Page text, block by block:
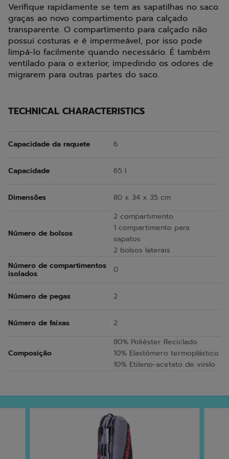
Verifique rapidamente se tem as sapatilhas no saco
graças ao novo compartimento para calçado
transparente. O compartimento para calçado não
possui costuras e é impermeável, por isso pode
limpá-lo facilmente quando necessário. É também
ventilado para o exterior, impedindo os odores de
migrarem para outras partes do saco.
TECHNICAL CHARACTERISTICS
Capacidade da raquete 6
Capacidade 65 l
Dimensões 80 x 34 x 35 cm
Número de bolsos
2 compartimento
1 compartimento para
sapatos
2 bolsos laterais
Número de compartimentos
isolados 0
Número de pegas 2
Número de faixas 2
Composição
80% Poliéster Reciclado
10% Elastómero termoplástico
10% Etileno-acetato de vinilo